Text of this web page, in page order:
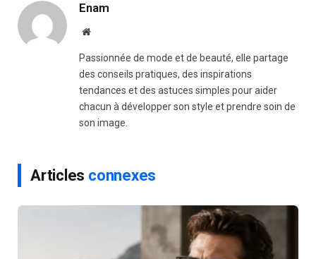
Enam
Website
Passionnée de mode et de beauté, elle partage
des conseils pratiques, des inspirations
tendances et des astuces simples pour aider
chacun à développer son style et prendre soin de
son image.
Articles connexes